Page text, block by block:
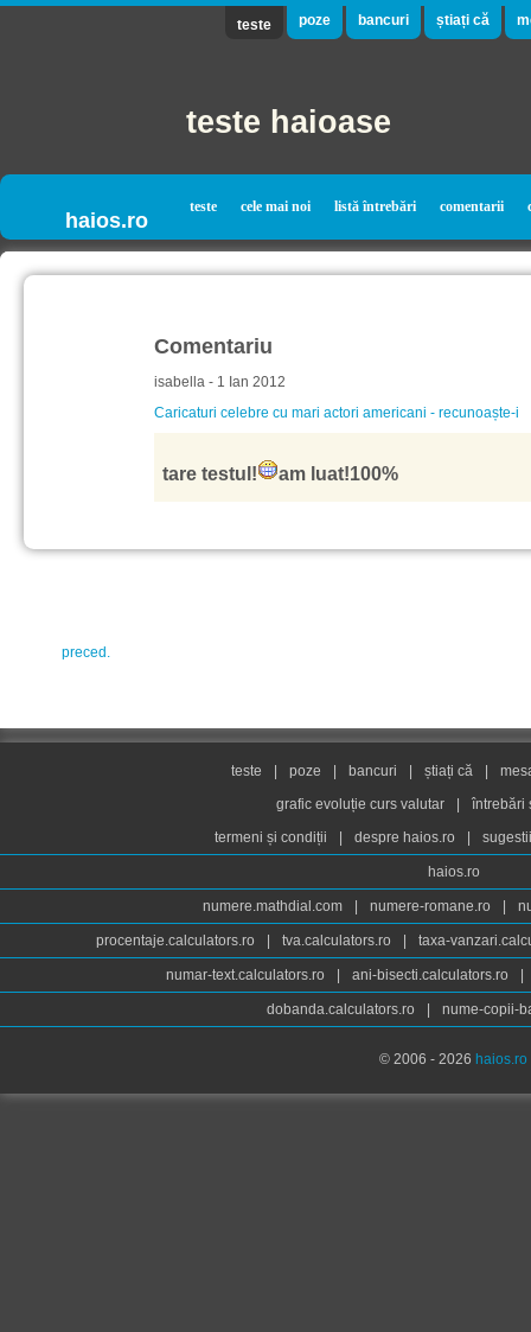
teste poze bancuri știați că
teste haioase
haios.ro
teste cele mai noi listă întrebări comentarii
Comentariu
isabella - 1 Ian 2012
Caricaturi celebre cu mari actori americani - recunoaște-i
tare testul! am luat!100%
preced.
teste poze bancuri știați că
grafic evoluție curs valutar
întrebări
termeni și condiții
despre haios.ro
haios.ro
numere.mathdial.com numere-romane.ro
procentaje.calculators.ro tva.calculators.ro taxa-
numar-text.calculators.ro ani-bisecti.calculators.ro
dobanda.calculators.ro nume-copii-
© 2006 - 2026 haios.ro